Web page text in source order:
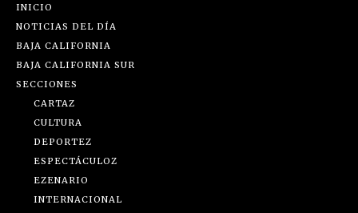
INICIO
NOTICIAS DEL DÍA
BAJA CALIFORNIA
BAJA CALIFORNIA SUR
SECCIONES
CARTAZ
CULTURA
DEPORTEZ
ESPECTÁCULOZ
EZENARIO
INTERNACIONAL